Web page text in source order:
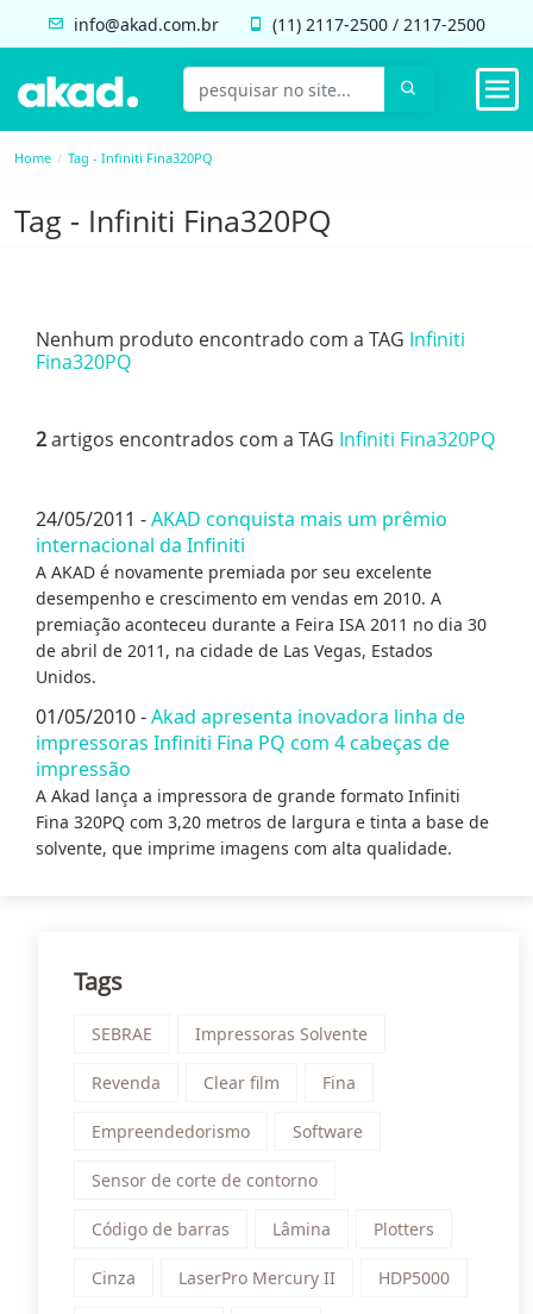
info@akad.com.br (11) 2117-2500 / 2117-2500
Home Tag - Infiniti Fina320PQ
Tag - Infiniti Fina320PQ
Nenhum produto encontrado com a TAG Infiniti
Fina320PQ
2artigos encontrados com a TAG Infiniti Fina320PQ
24/05/2011 -AKAD conquista mais um prêmio
internacional da Infiniti
A AKAD é novamente premiada por seu excelente
desempenho e crescimento em vendas em 2010. A
premiação aconteceu durante a Feira ISA 2011 no dia 30
de abril de 2011, na cidade de Las Vegas, Estados
Unidos.
01/05/2010 -Akad apresenta inovadora linha de
impressoras Infiniti Fina PQ com 4 cabeças de
impressão
A Akad lança a impressora de grande formato Infiniti
Fina 320PQ com 3,20 metros de largura e tinta a base de
solvente, que imprime imagens com alta qualidade.
Tags
SEBRAE Impressoras Solvente
Revenda Clear film Fina
Empreendedorismo Software
Sensor de corte de contorno
Código de barras Lâmina Plotters
Cinza LaserPro Mercury II HDP5000